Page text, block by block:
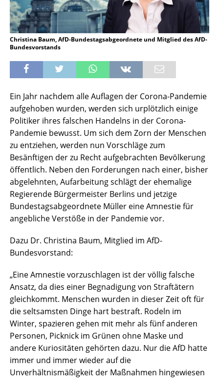
Christina Baum, AfD-Bundestagsabgeordnete und Mitglied des AfD-
Bundesvorstands
Ein Jahr nachdem alle Auflagen der Corona-Pandemie
aufgehoben wurden, werden sich urplötzlich einige
Politiker ihres falschen Handelns in der Corona-
Pandemie bewusst. Um sich dem Zorn der Menschen
zu entziehen, werden nun Vorschläge zum
Besänftigen der zu Recht aufgebrachten Bevölkerung
öffentlich. Neben den Forderungen nach einer, bisher
abgelehnten, Aufarbeitung schlägt der ehemalige
Regierende Bürgermeister Berlins und jetzige
Bundestagsabgeordnete Müller eine Amnestie für
angebliche Verstöße in der Pandemie vor.
Dazu Dr. Christina Baum, Mitglied im AfD-
Bundesvorstand:
„Eine Amnestie vorzuschlagen ist der völlig falsche
Ansatz, da dies einer Begnadigung von Straftätern
gleichkommt. Menschen wurden in dieser Zeit oft für
die seltsamsten Dinge hart bestraft. Rodeln im
Winter, spazieren gehen mit mehr als fünf anderen
Personen, Picknick im Grünen ohne Maske und
andere Kuriositäten gehörten dazu. Nur die AfD hatte
immer und immer wieder auf die
Unverhältnismäßigkeit der Maßnahmen hingewiesen